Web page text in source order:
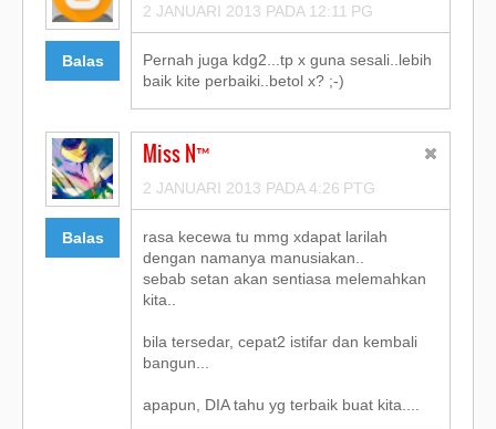
Balas
2 JANUARI 2013 PADA 12:11 PG
Pernah juga kdg2...tp x guna sesali..lebih
baik kite perbaiki..betol x? ;-)
Balas
Miss N™
2 JANUARI 2013 PADA 4:26 PTG
rasa kecewa tu mmg xdapat larilah
dengan namanya manusiakan..
sebab setan akan sentiasa melemahkan
kita..
bila tersedar, cepat2 istifar dan kembali
bangun...
apapun, DIA tahu yg terbaik buat kita....